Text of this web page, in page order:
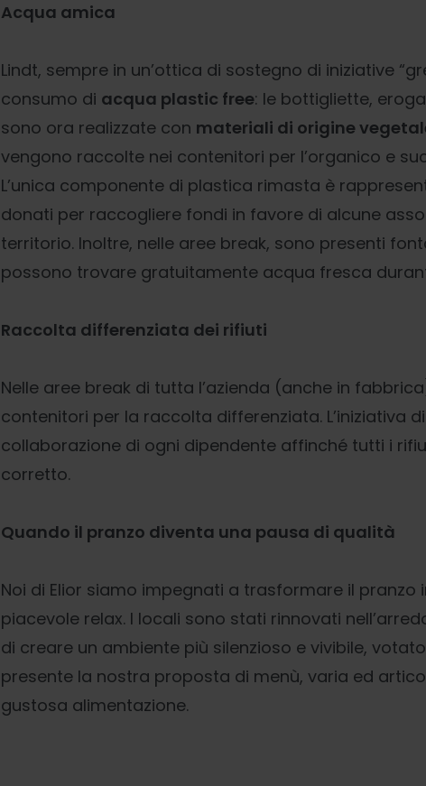
Acqua amica
Lindt, sempre in un’ottica di sostegno di iniziative
consumo di acqua plastic free: le bottigliette,
sono ora realizzate con materiali di origine
vengono raccolte nei contenitori per l’organico e
L’unica componente di plastica rimasta è
donati per raccogliere fondi in favore di alcune
territorio. Inoltre, nelle aree break, sono presenti
possono trovare gratuitamente acqua fresca
Raccolta differenziata dei rifiuti
Nelle aree break di tutta l’azienda (anche in
contenitori per la raccolta differenziata. L’iniziativa
collaborazione di ogni dipendente affinché tutti i
corretto.
Quando il pranzo diventa una pausa di qualità
Noi di Elior siamo impegnati a trasformare il pranzo
piacevole relax. I locali sono stati rinnovati
di creare un ambiente più silenzioso e vivibile,
presente la nostra proposta di menù, varia ed
gustosa alimentazione.